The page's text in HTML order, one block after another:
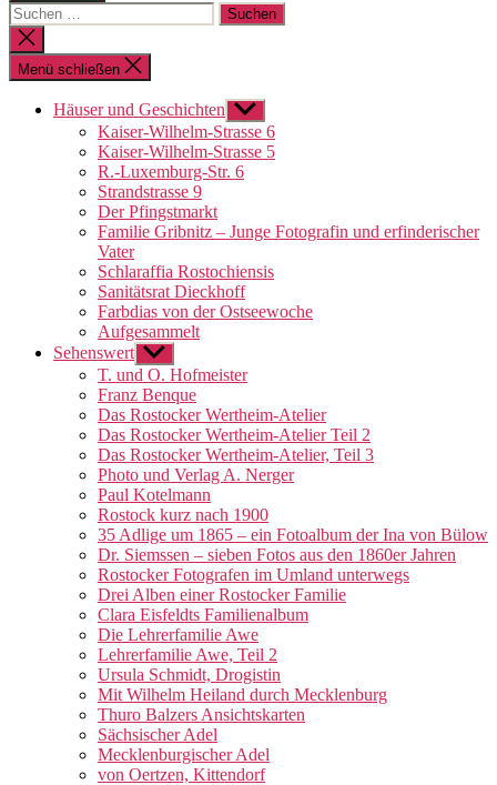
Suchen
nach:
Suche
schließen
Menü schließen
Häuser und Geschichten Untermenü
anzeigen
Kaiser-Wilhelm-Strasse 6
Kaiser-Wilhelm-Strasse 5
R.-Luxemburg-Str. 6
Strandstrasse 9
Der Pfingstmarkt
Familie Gribnitz – Junge Fotografin und erfinderischer
Vater
Schlaraffia Rostochiensis
Sanitätsrat Dieckhoff
Farbdias von der Ostseewoche
Aufgesammelt
Sehenswert Untermenü
anzeigen
T. und O. Hofmeister
Franz Benque
Das Rostocker Wertheim-Atelier
Das Rostocker Wertheim-Atelier Teil 2
Das Rostocker Wertheim-Atelier, Teil 3
Photo und Verlag A. Nerger
Paul Kotelmann
Rostock kurz nach 1900
35 Adlige um 1865 – ein Fotoalbum der Ina von Bülow
Dr. Siemssen – sieben Fotos aus den 1860er Jahren
Rostocker Fotografen im Umland unterwegs
Drei Alben einer Rostocker Familie
Clara Eisfeldts Familienalbum
Die Lehrerfamilie Awe
Lehrerfamilie Awe, Teil 2
Ursula Schmidt, Drogistin
Mit Wilhelm Heiland durch Mecklenburg
Thuro Balzers Ansichtskarten
Sächsischer Adel
Mecklenburgischer Adel
von Oertzen, Kittendorf